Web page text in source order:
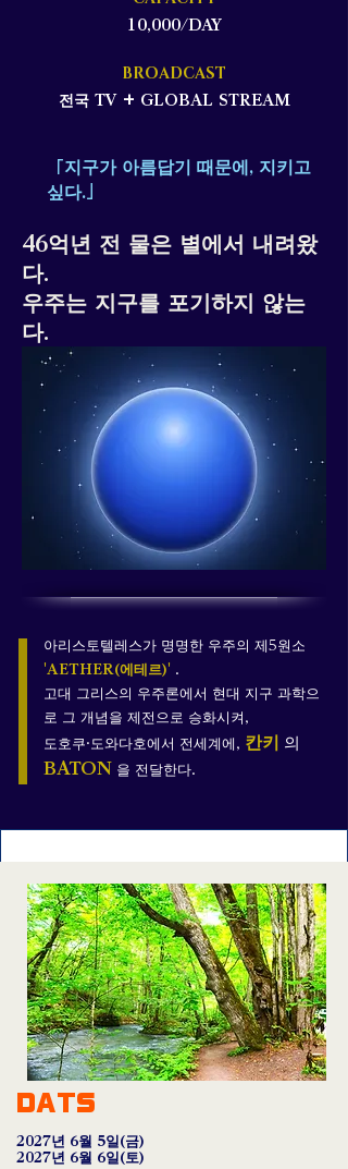
10,000/DAY
BROADCAST
전국 TV + GLOBAL STREAM
「지구가 아름답기 때문에, 지키고
싶다.」
46억년 전 물은 별에서 내려왔
다.
우주는 지구를 포기하지 않는
다.
아리스토텔레스가 명명한 우주의 제5원소
'AETHER(에테르)' .
고대 그리스의 우주론에서 현대 지구 과학으
로 그 개념을 제전으로 승화시켜,
도호쿠·도와다호에서 전세계에, 칸키 의
BATON 을 전달한다.
DATS
2027년 6월 5일(금)
2027년 6월 6일(토)